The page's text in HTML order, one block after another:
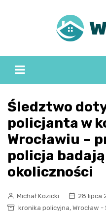
Śledztwo
policjanta w
Wrocławiu –
policja badają
okoliczności
Michał Kozicki
28 lipca
kronika policyjna, Wrocław -